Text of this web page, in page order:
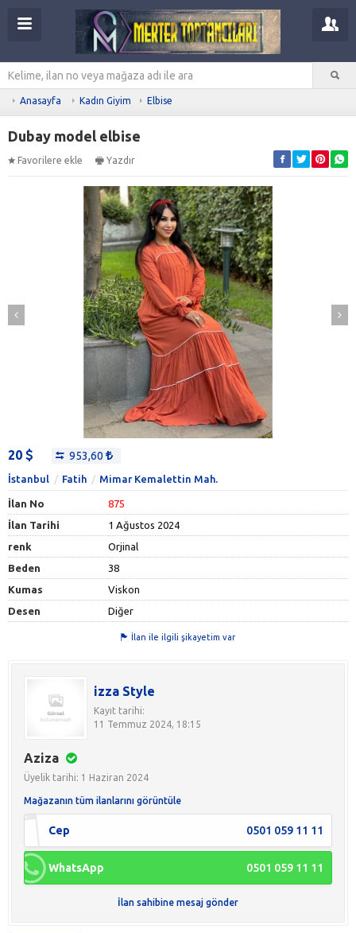
Anasayfa Kadın Giyim Elbise
Dubay model elbise
Favorilere ekle Yazdır
20 953,60
İstanbul Fatih Mimar Kemalettin Mah.
İlan No
875
İlan Tarihi
1 Ağustos 2024
renk
Orjinal
Beden
38
Kumas
Viskon
Desen
Diğer
İlan ile ilgili şikayetim var
izza Style
Kayıt tarihi:
11 Temmuz 2024, 18:15
Aziza
Üyelik tarihi: 1 Haziran 2024
Mağazanın tüm ilanlarını görüntüle
Cep 0501 059 11 11
WhatsApp 0501 059 11 11
İlan sahibine mesaj gönder